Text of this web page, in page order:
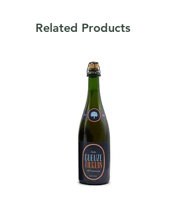
Lambiek Fabriek Single &
heeft Single Malt Gouden
Carolus whisky vaten. van
brouwerij ‘Het Anker’. Dit
resulteert in een
goudkleurige zachte geuze
(8%°/16,76°P) met stevige
body, fijne hout en mooie
whisky toetsen.
Related Products